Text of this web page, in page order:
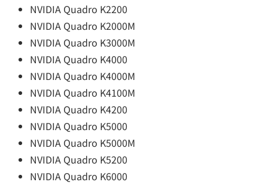
NVIDIA Quadro K2200
NVIDIA Quadro K2000M
NVIDIA Quadro K3000M
NVIDIA Quadro K4000
NVIDIA Quadro K4000M
NVIDIA Quadro K4100M
NVIDIA Quadro K4200
NVIDIA Quadro K5000
NVIDIA Quadro K5000M
NVIDIA Quadro K5200
NVIDIA Quadro K6000